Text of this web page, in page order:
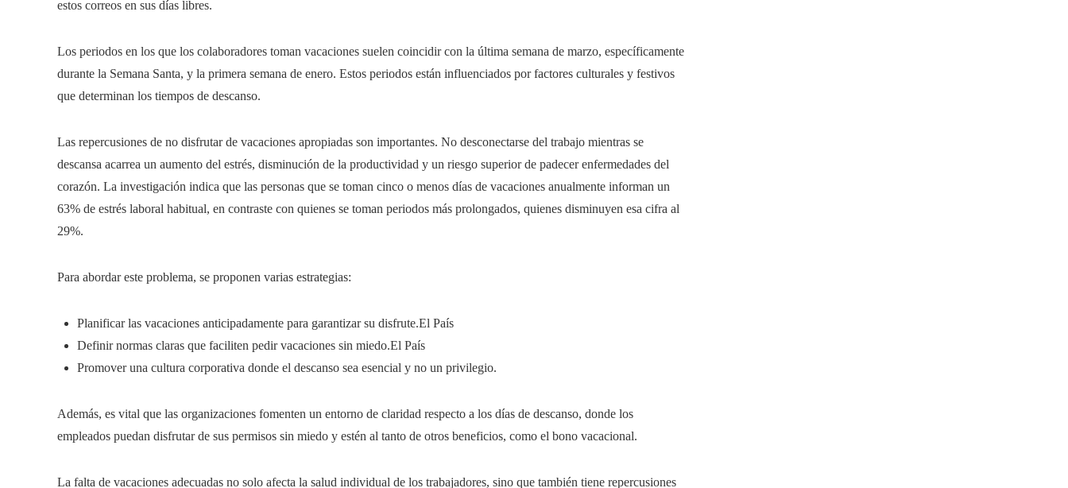
estos correos en sus días libres.
Los periodos en los que los colaboradores toman vacaciones suelen coincidir con la última semana de marzo, específicamente
durante la Semana Santa, y la primera semana de enero. Estos periodos están influenciados por factores culturales y festivos
que determinan los tiempos de descanso.​
Las repercusiones de no disfrutar de vacaciones apropiadas son importantes. No desconectarse del trabajo mientras se
descansa acarrea un aumento del estrés, disminución de la productividad y un riesgo superior de padecer enfermedades del
corazón. La investigación indica que las personas que se toman cinco o menos días de vacaciones anualmente informan un
63% de estrés laboral habitual, en contraste con quienes se toman periodos más prolongados, quienes disminuyen esa cifra al
29%.
Para abordar este problema, se proponen varias estrategias:​
Planificar las vacaciones anticipadamente para garantizar su disfrute.​El País
Definir normas claras que faciliten pedir vacaciones sin miedo.​El País
Promover una cultura corporativa donde el descanso sea esencial y no un privilegio.​
Además, es vital que las organizaciones fomenten un entorno de claridad respecto a los días de descanso, donde los
empleados puedan disfrutar de sus permisos sin miedo y estén al tanto de otros beneficios, como el bono vacacional.​
La falta de vacaciones adecuadas no solo afecta la salud individual de los trabajadores, sino que también tiene repercusiones